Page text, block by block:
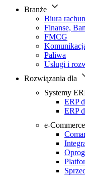
Branże
Biura
Finanse,
FMCG
Paliwa
Usługi i
Rozwiązania dla
Systemy
ERP
ERP
e-Commerce